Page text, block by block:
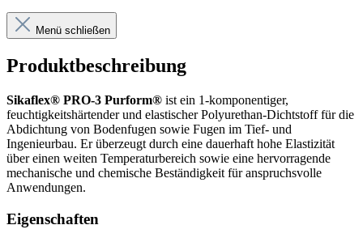
Menü schließen
Produktbeschreibung
Sikaflex® PRO-3 Purform® ist ein 1-komponentiger,
feuchtigkeitshärtender und elastischer Polyurethan-Dichtstoff für die
Abdichtung von Bodenfugen sowie Fugen im Tief- und
Ingenieurbau. Er überzeugt durch eine dauerhaft hohe Elastizität
über einen weiten Temperaturbereich sowie eine hervorragende
mechanische und chemische Beständigkeit für anspruchsvolle
Anwendungen.
Eigenschaften